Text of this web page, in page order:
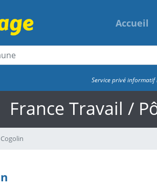
Accueil
Service privé
France Travail /